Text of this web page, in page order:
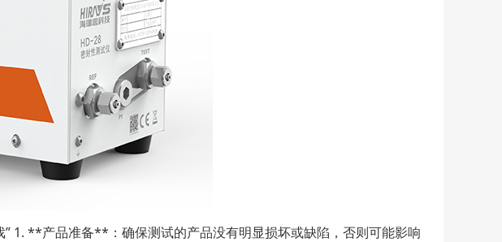
1. **产品准备**：确保测试的产品没有明显损坏或缺陷，否则可能影响